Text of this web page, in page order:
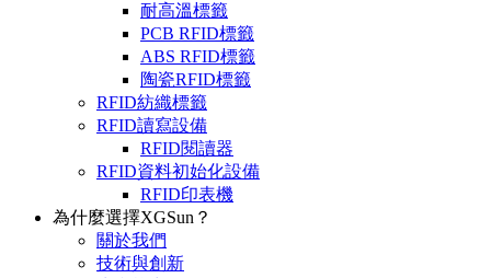
耐高溫標籤
PCB RFID標籤
ABS RFID標籤
陶瓷RFID標籤
RFID紡織標籤
RFID讀寫設備
RFID閱讀器
RFID資料初始化設備
RFID印表機
為什麼選擇XGSun？
關於我們
技術與創新